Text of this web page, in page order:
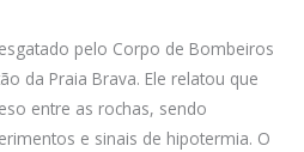
pelo Corpo de Bombeiros
da Praia Brava. Ele relatou que
entre as rochas, sendo
e sinais de hipotermia. O